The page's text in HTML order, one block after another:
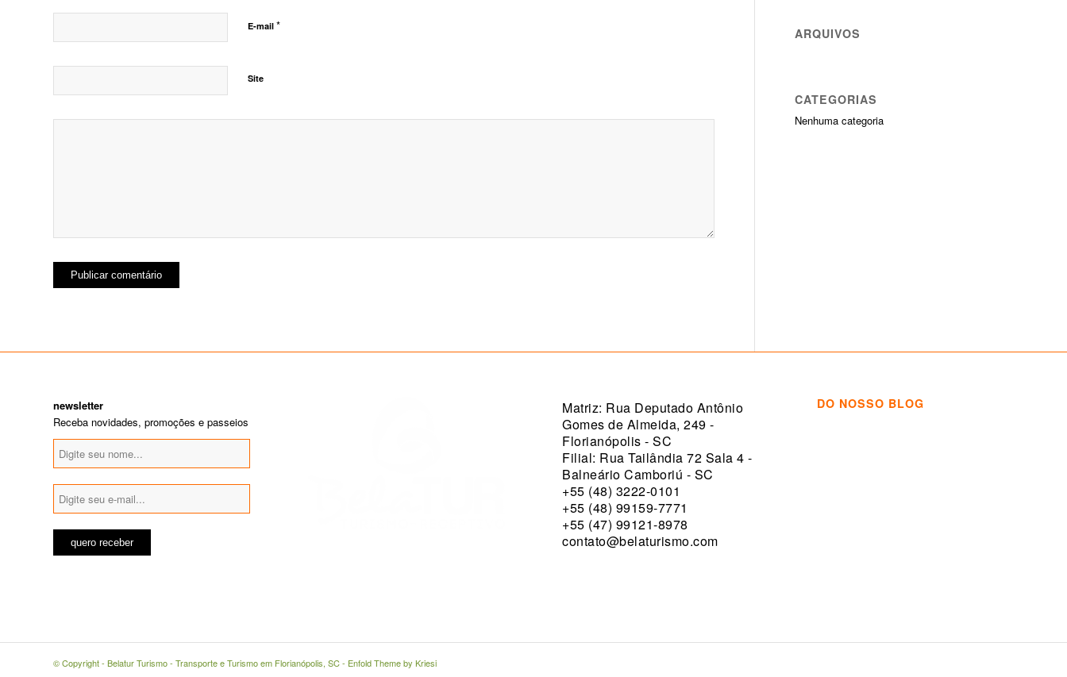
E-mail *
Site
ARQUIVOS
CATEGORIAS
Nenhuma categoria
newsletter
Receba novidades, promoções e passeios
Matriz: Rua Deputado Antônio
Gomes de Almeida, 249 -
Florianópolis - SC
Filial: Rua Tailândia 72 Sala 4 -
Balneário Camboriú - SC
+55 (48) 3222-0101
+55 (48) 99159-7771
+55 (47) 99121-8978
contato@belaturismo.com
DO NOSSO BLOG
© Copyright - Belatur Turismo - Transporte e Turismo em Florianópolis, SC- Enfold Theme by Kriesi